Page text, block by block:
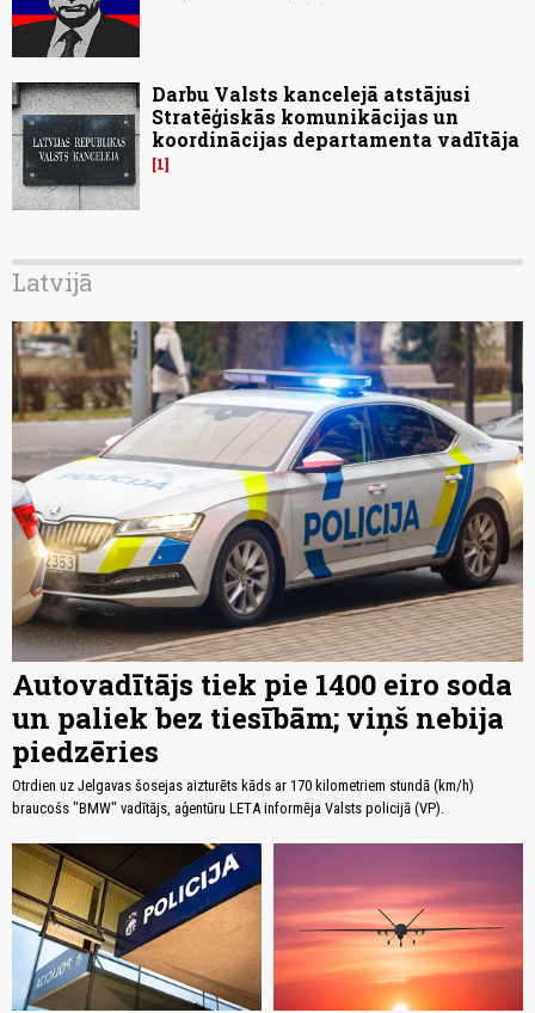
Darbu Valsts kancelejā atstājusi
Stratēģiskās komunikācijas un
koordinācijas departamenta vadītāja
1
Latvijā
Autovadītājs tiek pie 1400 eiro soda
un paliek bez tiesībām; viņš nebija
piedzēries
Otrdien uz Jelgavas šosejas aizturēts kāds ar 170 kilometriem stundā (km/h)
braucošs "BMW" vadītājs, aģentūru LETA informēja Valsts policijā (VP).